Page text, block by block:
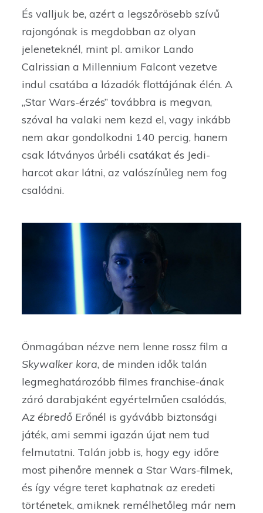
És valljuk be, azért a legszőrösebb szívű
rajongónak is megdobban az olyan
jeleneteknél, mint pl. amikor Lando
Calrissian a Millennium Falcont vezetve
indul csatába a lázadók flottájának élén. A
„Star Wars-érzés” továbbra is megvan,
szóval ha valaki nem kezd el, vagy inkább
nem akar gondolkodni 140 percig, hanem
csak látványos űrbéli csatákat és Jedi-
harcot akar látni, az valószínűleg nem fog
csalódni.
Önmagában nézve nem lenne rossz film a
Skywalker kora, de minden idők talán
legmeghatározóbb filmes franchise-ának
záró darabjaként egyértelműen csalódás,
Az ébredő Erőnél is gyávább biztonsági
játék, ami semmi igazán újat nem tud
felmutatni. Talán jobb is, hogy egy időre
most pihenőre mennek a Star Wars-filmek,
és így végre teret kaphatnak az eredeti
történetek, amiknek remélhetőleg már nem